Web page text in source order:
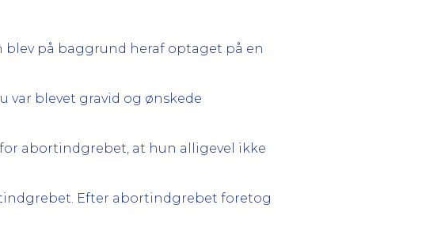
blev på baggrund heraf optaget på en
var blevet gravid og ønskede
abortindgrebet, at hun alligevel ikke
Efter abortindgrebet foretog